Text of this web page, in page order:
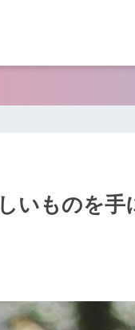
いものを手